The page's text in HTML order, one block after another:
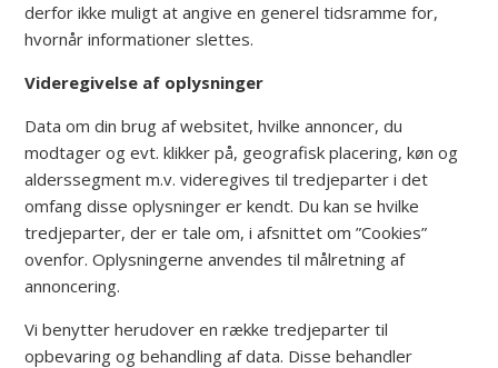
derfor ikke muligt at angive en generel tidsramme for,
hvornår informationer slettes.
Videregivelse af oplysninger
Data om din brug af websitet, hvilke annoncer, du
modtager og evt. klikker på, geografisk placering, køn og
alderssegment m.v. videregives til tredjeparter i det
omfang disse oplysninger er kendt. Du kan se hvilke
tredjeparter, der er tale om, i afsnittet om ”Cookies”
ovenfor. Oplysningerne anvendes til målretning af
annoncering.
Vi benytter herudover en række tredjeparter til
opbevaring og behandling af data. Disse behandler